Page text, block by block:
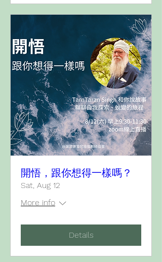
開悟，跟你想得一樣嗎？
Sat, Aug 12
More info
Details